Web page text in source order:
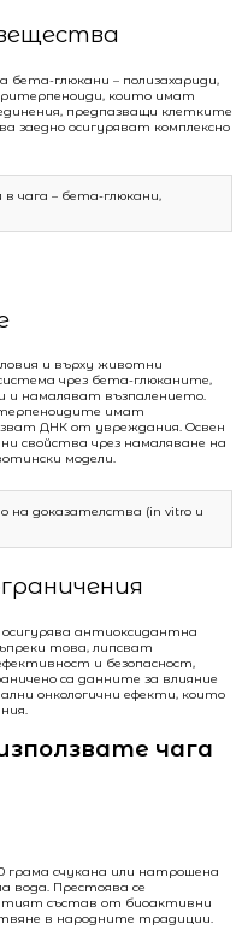
глюкани – полизахариди,
които имат
предпазващи клетките
заедно осигуряват комплексно
чага – бета-глюкани,
и върху животни
чрез бета-глюканите,
намаляват възпалението.
имат
ДНК от увреждания. Освен
свойства чрез намаляване на
модели.
на доказателства (in vitro и
антиоксидантна
това, липсват
и безопасност,
са данните за влияние
онкологични ефекти, които
чага
грама счукана или натрошена
вода. Престоява се
състав от биоактивни
в народните традиции.